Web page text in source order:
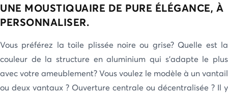
UNE MOUSTIQUAIRE DE PURE ÉLÉGANCE, À
PERSONNALISER.
Vous préférez la toile plissée noire ou grise? Quelle est la
couleur de la structure en aluminium qui s’adapte le plus
avec votre ameublement? Vous voulez le modèle à un vantail
ou deux vantaux ? Ouverture centrale ou décentralisée ? Il y